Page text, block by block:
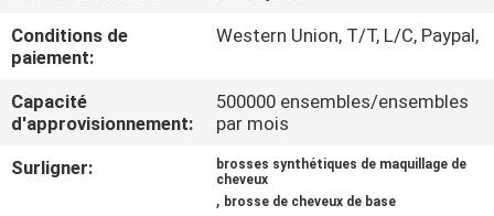
PLAN
DU
SITE
PRIVACY
Conditions de
paiement:
Western Union, T/T, L/C, Paypal,
Capacité
d'approvisionnement:
500000 ensembles/ensembles
par mois
Surligner:
brosses synthétiques de maquillage de
cheveux
, brosse de cheveux de base